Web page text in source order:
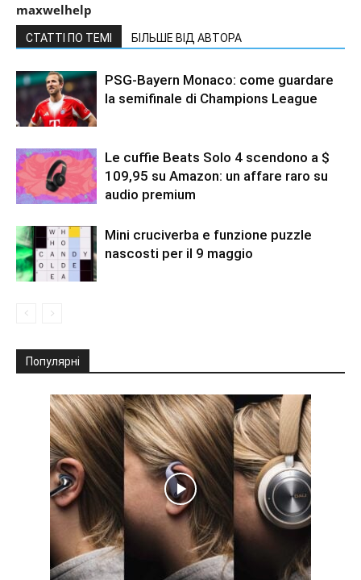
maxwelhelp
СТАТТІ ПО ТЕМІ БІЛЬШЕ ВІД АВТОРА
PSG-Bayern Monaco: come guardare
la semifinale di Champions League
Le cuffie Beats Solo 4 scendono a $
109,95 su Amazon: un affare raro su
audio premium
Mini cruciverba e funzione puzzle
nascosti per il 9 maggio
Популярні